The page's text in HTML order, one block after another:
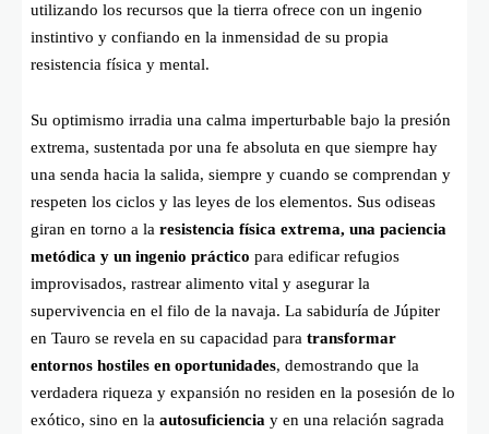
utilizando los recursos que la tierra ofrece con un ingenio
instintivo y confiando en la inmensidad de su propia
resistencia física y mental.
Su optimismo irradia una calma imperturbable bajo la presión
extrema, sustentada por una fe absoluta en que siempre hay
una senda hacia la salida, siempre y cuando se comprendan y
respeten los ciclos y las leyes de los elementos. Sus odiseas
giran en torno a la resistencia física extrema, una paciencia
metódica y un ingenio práctico para edificar refugios
improvisados, rastrear alimento vital y asegurar la
supervivencia en el filo de la navaja. La sabiduría de Júpiter
en Tauro se revela en su capacidad para transformar
entornos hostiles en oportunidades, demostrando que la
verdadera riqueza y expansión no residen en la posesión de lo
exótico, sino en la autosuficiencia y en una relación sagrada